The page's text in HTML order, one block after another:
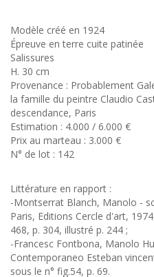
Modèle créé en 1924
Épreuve en terre cuite patinée
Salissures
H. 30 cm
Provenance : Probablement
la famille du peintre Claudio
descendance, Paris
Estimation : 4.000 / 6.000 €
Prix au marteau : 3.000 €
N° de lot : 142
Littérature en rapport :
-Montserrat Blanch, Manolo -
Paris, Editions Cercle d'art,
468, p. 304, illustré p. 244 ;
-Francesc Fontbona, Manolo
Contemporaneo Esteban
sous le n° fig.54, p. 69.